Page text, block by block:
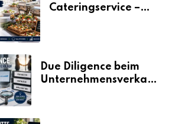
Cateringservice –
Due Diligence beim
Unternehmensverkauf